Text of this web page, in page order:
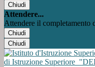
Chiudi
Attendere...
Attendere il completamento
Chiudi
Chiudi
di Istruzione Superiore